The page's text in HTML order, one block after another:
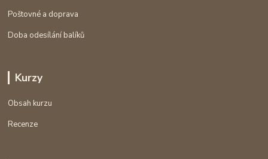
Poštovné a doprava
Doba odesílání balíků
Kurzy
Obsah kurzu
Recenze